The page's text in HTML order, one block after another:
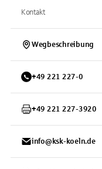
Kontakt
Wegbeschreibung
+49 221 227-0
+49 221 227-3920
info@ksk-koeln.de